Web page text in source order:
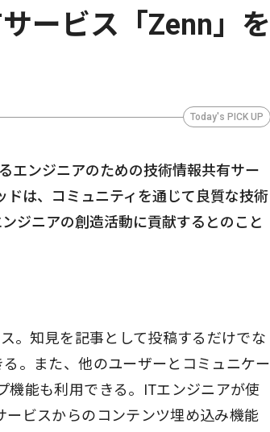
ービス「Zenn」を
Today's PICK UP
エンジニアのための技術情報共有サー
は、コミュニティを通じて良質な技術
ジニアの創造活動に貢献するとのこと
。知見を記事として投稿するだけでな
。また、他のユーザーとコミュニケー
機能も利用できる。ITエンジニアが使
ービスからのコンテンツ埋め込み機能